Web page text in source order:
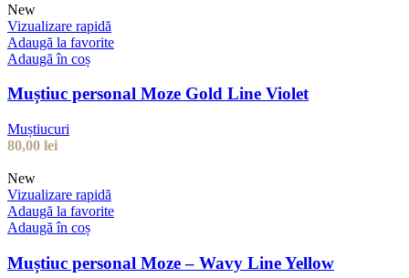
New
Vizualizare rapidă
Adaugă la favorite
Adaugă în coș
Muștiuc personal Moze Gold Line Violet
Muștiucuri
80,00 lei
New
Vizualizare rapidă
Adaugă la favorite
Adaugă în coș
Muștiuc personal Moze – Wavy Line Yellow